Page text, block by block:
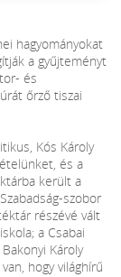
hagyományokat
a gyűjteményt
és
őrző tiszai
Kós Károly
és a
került a
szobor
részévé vált
a Csabai
Károly
hogy világhírű